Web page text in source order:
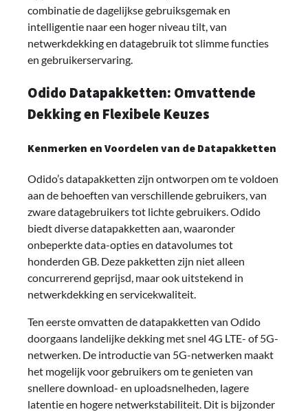
combinatie de dagelijkse gebruiksgemak en
intelligentie naar een hoger niveau tilt, van
netwerkdekking en datagebruik tot slimme functies
en gebruikerservaring.
Odido Datapakketten: Omvattende
Dekking en Flexibele Keuzes
Kenmerken en Voordelen van de Datapakketten
Odido’s datapakketten zijn ontworpen om te voldoen
aan de behoeften van verschillende gebruikers, van
zware datagebruikers tot lichte gebruikers. Odido
biedt diverse datapakketten aan, waaronder
onbeperkte data-opties en datavolumes tot
honderden GB. Deze pakketten zijn niet alleen
concurrerend geprijsd, maar ook uitstekend in
netwerkdekking en servicekwaliteit.
Ten eerste omvatten de datapakketten van Odido
doorgaans landelijke dekking met snel 4G LTE- of 5G-
netwerken. De introductie van 5G-netwerken maakt
het mogelijk voor gebruikers om te genieten van
snellere download- en uploadsnelheden, lagere
latentie en hogere netwerkstabiliteit. Dit is bijzonder